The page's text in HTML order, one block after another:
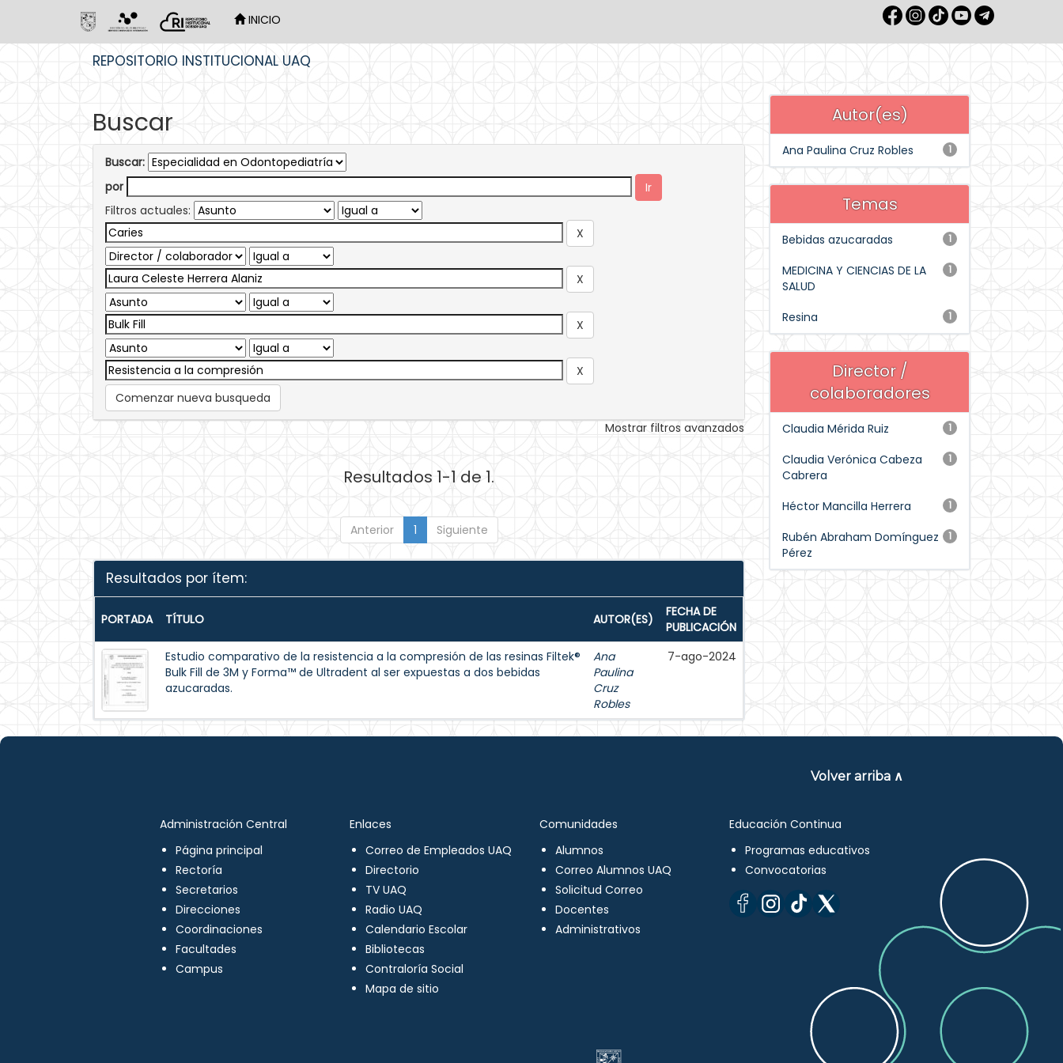
INICIO
REPOSITORIO INSTITUCIONAL UAQ
Buscar
Buscar:
por
Filtros actuales:
Comenzar nueva busqueda
Mostrar filtros avanzados
Resultados 1-1 de 1.
Anterior 1 Siguiente
Resultados por ítem:
PORTADA TÍTULO AUTOR(ES)
FECHA DE
PUBLICACIÓN
Estudio comparativo de la resistencia a la compresión de las resinas Filtek®
Bulk Fill de 3M y Forma™ de Ultradent al ser expuestas a dos bebidas
azucaradas.
Ana
Paulina
Cruz
Robles
7-ago-2024
Autor(es)
1
Ana Paulina Cruz Robles
Temas
1
Bebidas azucaradas
1
MEDICINA Y CIENCIAS DE LA
SALUD
1
Resina
Director /
colaboradores
1
Claudia Mérida Ruiz
1
Claudia Verónica Cabeza
Cabrera
1
Héctor Mancilla Herrera
1
Rubén Abraham Domínguez
Pérez
Volver arriba ∧
Administración Central
Página principal
Rectoría
Secretarios
Direcciones
Coordinaciones
Facultades
Campus
Enlaces
Correo de Empleados UAQ
Directorio
TV UAQ
Radio UAQ
Calendario Escolar
Bibliotecas
Contraloría Social
Mapa de sitio
Comunidades
Alumnos
Correo Alumnos UAQ
Solicitud Correo
Docentes
Administrativos
Educación Continua
Programas educativos
Convocatorias